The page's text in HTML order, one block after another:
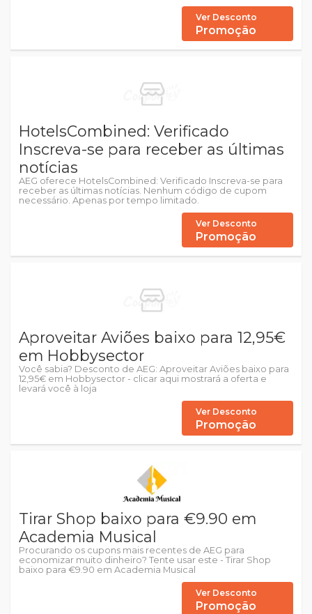
Ver Desconto
Promoção
HotelsCombined: Verificado
Inscreva-se para receber as últimas
notícias
AEG oferece HotelsCombined: Verificado Inscreva-se para
receber as últimas notícias. Nenhum código de cupom
necessário. Apenas por tempo limitado.
Ver Desconto
Promoção
Aproveitar Aviões baixo para 12,95€
em Hobbysector
Você sabia? Desconto de AEG: Aproveitar Aviões baixo para
12,95€ em Hobbysector - clicar aqui mostrará a oferta e
levará você à loja
Ver Desconto
Promoção
Tirar Shop baixo para €9.90 em
Academia Musical
Procurando os cupons mais recentes de AEG para
economizar muito dinheiro? Tente usar este - Tirar Shop
baixo para €9.90 em Academia Musical
Ver Desconto
Promoção